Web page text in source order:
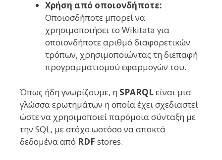
Χρήση από οποιονδήποτε:
Οποιοσδήποτε μπορεί να
χρησιμοποιήσει το Wikitata για
οποιονδήποτε αριθμό διαφορετικών
τρόπων, χρησιμοποιώντας τη διεπαφή
προγραμματισμού εφαρμογών του.
Όπως ήδη γνωρίζουμε, η SPARQLείναι μια
γλώσσα ερωτημάτων η οποία έχει σχεδιαστεί
ώστε να χρησιμοποιεί παρόμοια σύνταξη με
την SQL, με στόχο ωστόσο να αποκτά
δεδομένα από RDF stores.